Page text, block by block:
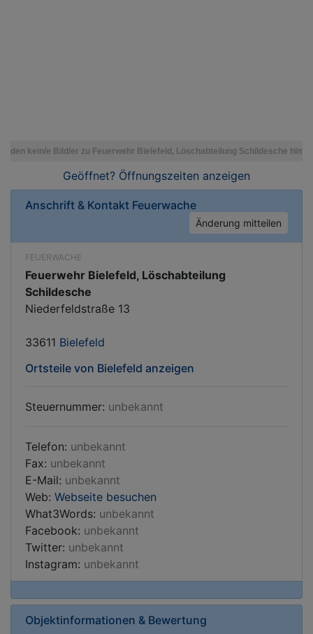
Geöffnet? Öffnungszeiten anzeigen
Anschrift & Kontakt Feuerwache
Änderung mitteilen
FEUERWACHE
Feuerwehr Bielefeld, Löschabteilung
Schildesche
Niederfeldstraße 13
33611 Bielefeld
Ortsteile von Bielefeld anzeigen
Steuernummer: unbekannt
Telefon: unbekannt
Fax: unbekannt
E-Mail: unbekannt
Web: Webseite besuchen
What3Words: unbekannt
Facebook: unbekannt
Twitter: unbekannt
Instagram: unbekannt
Objektinformationen & Bewertung